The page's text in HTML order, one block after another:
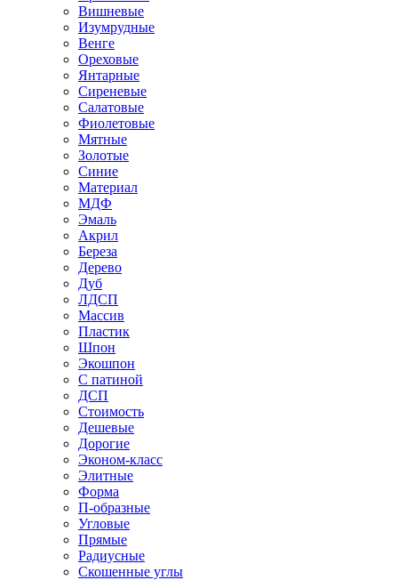
Вишневые
Изумрудные
Венге
Ореховые
Янтарные
Сиреневые
Салатовые
Фиолетовые
Мятные
Золотые
Синие
Материал
МДФ
Эмаль
Акрил
Береза
Дерево
Дуб
ЛДСП
Массив
Пластик
Шпон
Экошпон
С патиной
ДСП
Стоимость
Дешевые
Дорогие
Эконом-класс
Элитные
Форма
П-образные
Угловые
Прямые
Радиусные
Скошенные углы